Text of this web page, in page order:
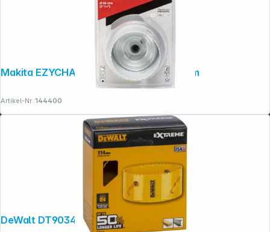
Makita EZYCHANGE BIM-Lochsäge 68mm
Artikel-Nr.:144400
DeWalt DT90342-QZ Lochsäge 114mm
Copyright © 2001 - 2026 dexxIT. Alle Rechte vorbehalten.